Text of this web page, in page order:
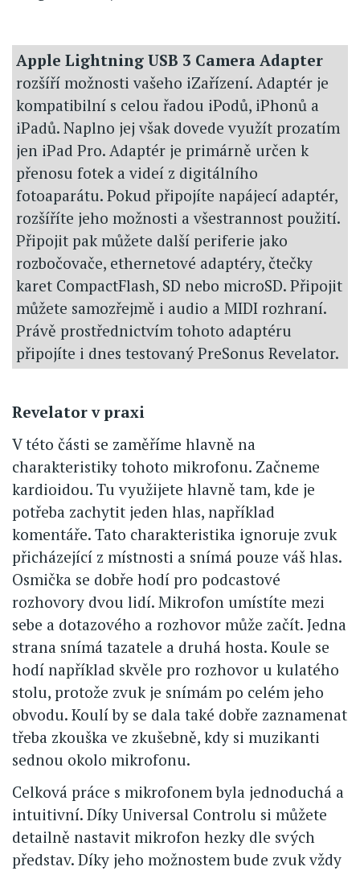
Apple Lightning USB 3 Camera Adapter
rozšíří možnosti vašeho iZařízení. Adaptér je
kompatibilní s celou řadou iPodů, iPhonů a
iPadů. Naplno jej však dovede využít prozatím
jen iPad Pro. Adaptér je primárně určen k
přenosu fotek a videí z digitálního
fotoaparátu. Pokud připojíte napájecí adaptér,
rozšíříte jeho možnosti a všestrannost použití.
Připojit pak můžete další periferie jako
rozbočovače, ethernetové adaptéry, čtečky
karet CompactFlash, SD nebo microSD. Připojit
můžete samozřejmě i audio a MIDI rozhraní.
Právě prostřednictvím tohoto adaptéru
připojíte i dnes testovaný PreSonus Revelator.
Revelator v praxi
V této části se zaměříme hlavně na
charakteristiky tohoto mikrofonu. Začneme
kardioidou. Tu využijete hlavně tam, kde je
potřeba zachytit jeden hlas, například
komentáře. Tato charakteristika ignoruje zvuk
přicházející z místnosti a snímá pouze váš hlas.
Osmička se dobře hodí pro podcastové
rozhovory dvou lidí. Mikrofon umístíte mezi
sebe a dotazového a rozhovor může začít. Jedna
strana snímá tazatele a druhá hosta. Koule se
hodí například skvěle pro rozhovor u kulatého
stolu, protože zvuk je snímám po celém jeho
obvodu. Koulí by se dala také dobře zaznamenat
třeba zkouška ve zkušebně, kdy si muzikanti
sednou okolo mikrofonu.
Celková práce s mikrofonem byla jednoduchá a
intuitivní. Díky Universal Controlu si můžete
detailně nastavit mikrofon hezky dle svých
představ. Díky jeho možnostem bude zvuk vždy